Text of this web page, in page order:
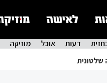
דעות אוכל מוזיקה
שלטונית